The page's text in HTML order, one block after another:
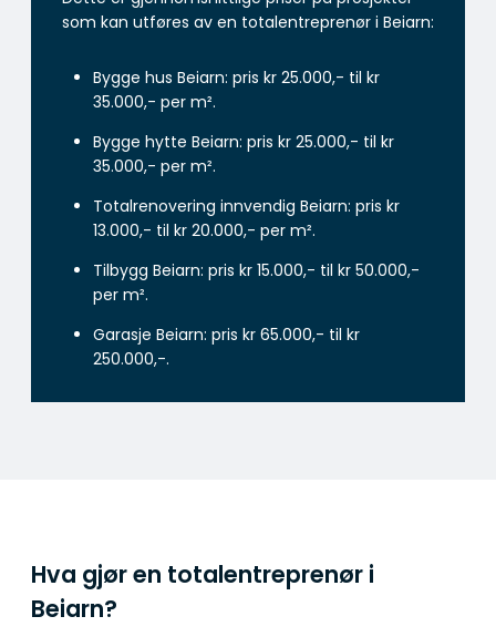
som kan utføres av en totalentreprenør i Beiarn:
Bygge hus Beiarn: pris kr 25.000,- til kr
35.000,- per m².
Bygge hytte Beiarn: pris kr 25.000,- til kr
35.000,- per m².
Totalrenovering innvendig Beiarn: pris kr
13.000,- til kr 20.000,- per m².
Tilbygg Beiarn: pris kr 15.000,- til kr 50.000,-
per m².
Garasje Beiarn: pris kr 65.000,- til kr
250.000,-.
Hva gjør en totalentreprenør i
Beiarn?